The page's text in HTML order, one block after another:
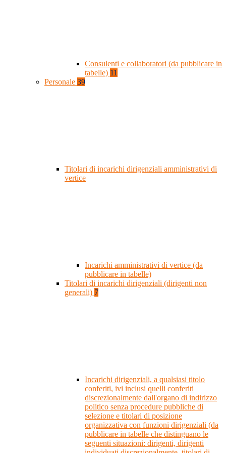
Consulenti e collaboratori (da pubblicare in
tabelle) 11
Personale 39
Titolari di incarichi dirigenziali amministrativi di
vertice
Incarichi amministrativi di vertice (da
pubblicare in tabelle)
Titolari di incarichi dirigenziali (dirigenti non
generali) 7
Incarichi dirigenziali, a qualsiasi titolo
conferiti, ivi inclusi quelli conferiti
discrezionalmente dall'organo di indirizzo
politico senza procedure pubbliche di
selezione e titolari di posizione
organizzativa con funzioni dirigenziali (da
pubblicare in tabelle che distinguano le
seguenti situazioni: dirigenti, dirigenti